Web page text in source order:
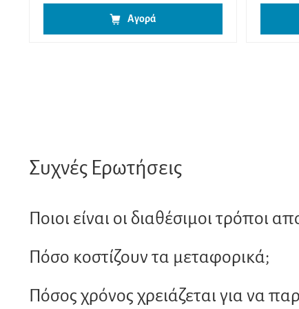
Αγορά
Συχνές Ερωτήσεις
Ποιοι είναι οι διαθέσιμοι τρόποι
Πόσο κοστίζουν τα μεταφορικά;
Πόσος χρόνος χρειάζεται για να